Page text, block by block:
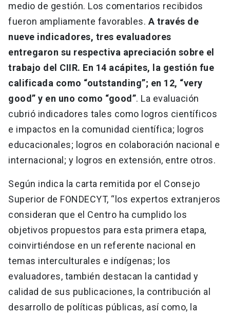
medio de gestión. Los comentarios recibidos
fueron ampliamente favorables. A través de
nueve indicadores, tres evaluadores
entregaron su respectiva apreciación sobre el
trabajo del CIIR. En 14 acápites, la gestión fue
calificada como “outstanding”; en 12, “very
good” y en uno como “good”. La evaluación
cubrió indicadores tales como logros científicos
e impactos en la comunidad científica; logros
educacionales; logros en colaboración nacional e
internacional; y logros en extensión, entre otros.
Según indica la carta remitida por el Consejo
Superior de FONDECYT, “los expertos extranjeros
consideran que el Centro ha cumplido los
objetivos propuestos para esta primera etapa,
coinvirtiéndose en un referente nacional en
temas interculturales e indígenas; los
evaluadores, también destacan la cantidad y
calidad de sus publicaciones, la contribución al
desarrollo de políticas públicas, así como, la